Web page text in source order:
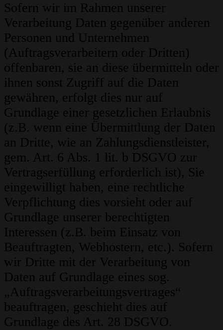
Sofern wir im Rahmen unserer
Verarbeitung Daten gegenüber anderen
Personen und Unternehmen
(Auftragsverarbeitern oder Dritten)
offenbaren, sie an diese übermitteln oder
ihnen sonst Zugriff auf die Daten
gewähren, erfolgt dies nur auf
Grundlage einer gesetzlichen Erlaubnis
(z.B. wenn eine Übermittlung der Daten
an Dritte, wie an Zahlungsdienstleister,
gem. Art. 6 Abs. 1 lit. b DSGVO zur
Vertragserfüllung erforderlich ist), Sie
eingewilligt haben, eine rechtliche
Verpflichtung dies vorsieht oder auf
Grundlage unserer berechtigten
Interessen (z.B. beim Einsatz von
Beauftragten, Webhostern, etc.). Sofern
wir Dritte mit der Verarbeitung von
Daten auf Grundlage eines sog.
„Auftragsverarbeitungsvertrages“
beauftragen, geschieht dies auf
Grundlage des Art. 28 DSGVO.